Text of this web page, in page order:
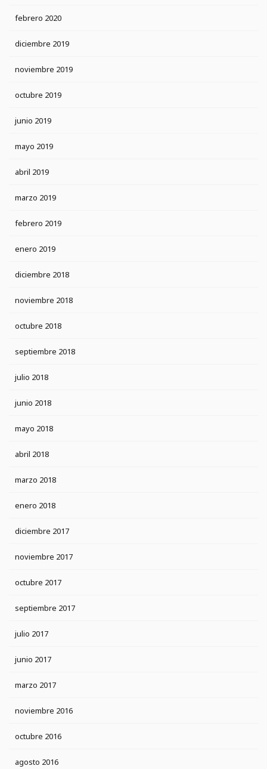
febrero 2020
diciembre 2019
noviembre 2019
octubre 2019
junio 2019
mayo 2019
abril 2019
marzo 2019
febrero 2019
enero 2019
diciembre 2018
noviembre 2018
octubre 2018
septiembre 2018
julio 2018
junio 2018
mayo 2018
abril 2018
marzo 2018
enero 2018
diciembre 2017
noviembre 2017
octubre 2017
septiembre 2017
julio 2017
junio 2017
marzo 2017
noviembre 2016
octubre 2016
agosto 2016